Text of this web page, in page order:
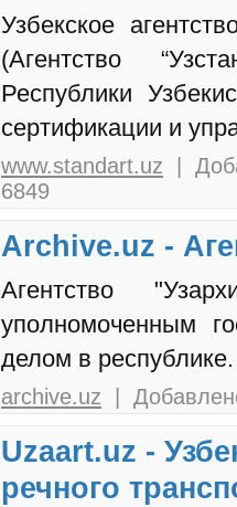
Узбекское
(Агентство
Республики
сертификации и
www.standart.uz |
6849
Archive.uz -
Агентство
уполномоченным
делом в республике.
archive.uz |
Uzaart.uz -
речного